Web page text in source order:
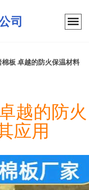
司
板 卓越的防火保温材料
越的防火
应用